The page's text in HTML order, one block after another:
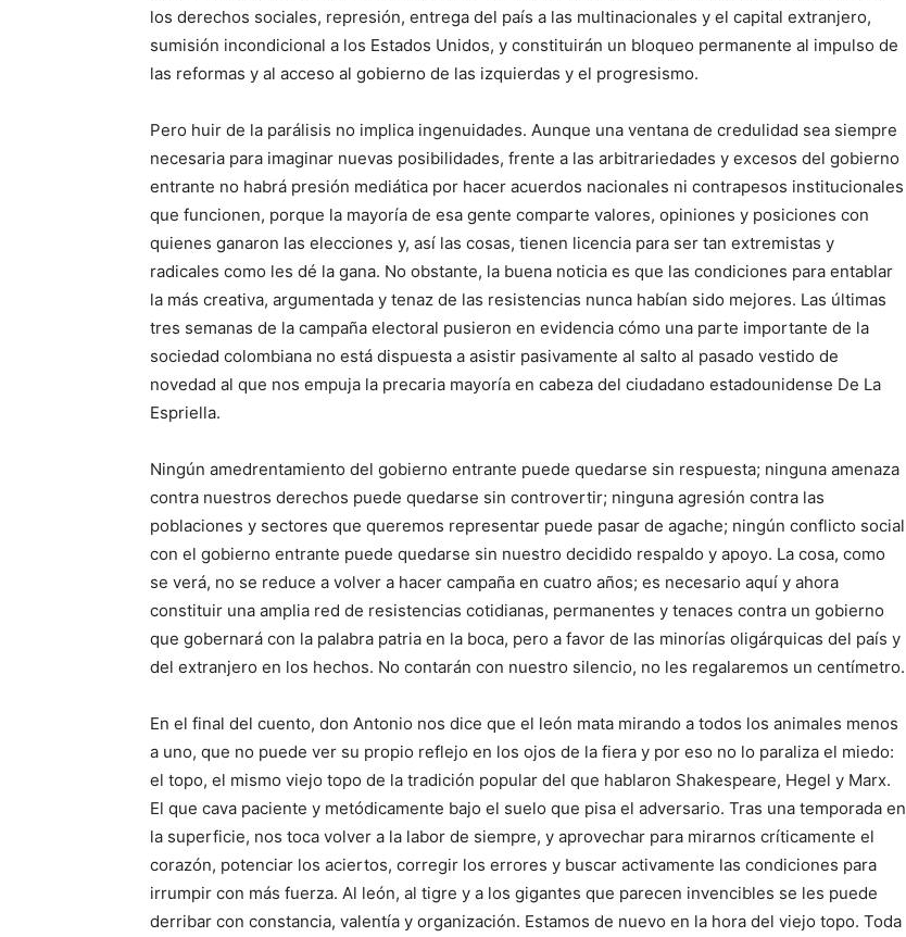
los derechos sociales, represión, entrega del país a las multinacionales y el capital extranjero,
sumisión incondicional a los Estados Unidos, y constituirán un bloqueo permanente al impulso de
las reformas y al acceso al gobierno de las izquierdas y el progresismo.
Pero huir de la parálisis no implica ingenuidades. Aunque una ventana de credulidad sea siempre
necesaria para imaginar nuevas posibilidades, frente a las arbitrariedades y excesos del gobierno
entrante no habrá presión mediática por hacer acuerdos nacionales ni contrapesos institucionales
que funcionen, porque la mayoría de esa gente comparte valores, opiniones y posiciones con
quienes ganaron las elecciones y, así las cosas, tienen licencia para ser tan extremistas y
radicales como les dé la gana. No obstante, la buena noticia es que las condiciones para entablar
la más creativa, argumentada y tenaz de las resistencias nunca habían sido mejores. Las últimas
tres semanas de la campaña electoral pusieron en evidencia cómo una parte importante de la
sociedad colombiana no está dispuesta a asistir pasivamente al salto al pasado vestido de
novedad al que nos empuja la precaria mayoría en cabeza del ciudadano estadounidense De La
Espriella.
Ningún amedrentamiento del gobierno entrante puede quedarse sin respuesta; ninguna amenaza
contra nuestros derechos puede quedarse sin controvertir; ninguna agresión contra las
poblaciones y sectores que queremos representar puede pasar de agache; ningún conflicto social
con el gobierno entrante puede quedarse sin nuestro decidido respaldo y apoyo. La cosa, como
se verá, no se reduce a volver a hacer campaña en cuatro años; es necesario aquí y ahora
constituir una amplia red de resistencias cotidianas, permanentes y tenaces contra un gobierno
que gobernará con la palabra patria en la boca, pero a favor de las minorías oligárquicas del país y
del extranjero en los hechos. No contarán con nuestro silencio, no les regalaremos un centímetro.
En el final del cuento, don Antonio nos dice que el león mata mirando a todos los animales menos
a uno, que no puede ver su propio reflejo en los ojos de la fiera y por eso no lo paraliza el miedo:
el topo, el mismo viejo topo de la tradición popular del que hablaron Shakespeare, Hegel y Marx.
El que cava paciente y metódicamente bajo el suelo que pisa el adversario. Tras una temporada en
la superficie, nos toca volver a la labor de siempre, y aprovechar para mirarnos críticamente el
corazón, potenciar los aciertos, corregir los errores y buscar activamente las condiciones para
irrumpir con más fuerza. Al león, al tigre y a los gigantes que parecen invencibles se les puede
derribar con constancia, valentía y organización. Estamos de nuevo en la hora del viejo topo. Toda